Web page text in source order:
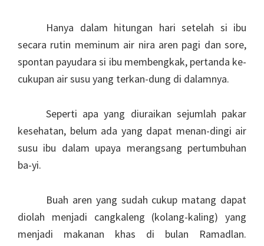
Hanya dalam hitungan hari setelah si ibu
secara rutin meminum air nira aren pagi dan sore,
spontan payudara si ibu membengkak, pertanda ke-
cukupan air susu yang terkan-dung di dalamnya.
Seperti apa yang diuraikan sejumlah pakar
kesehatan, belum ada yang dapat menan-dingi air
susu ibu dalam upaya merangsang pertumbuhan
ba-yi.
Buah aren yang sudah cukup matang dapat
diolah menjadi cangkaleng (kolang-kaling) yang
menjadi makanan khas di bulan Ramadlan.